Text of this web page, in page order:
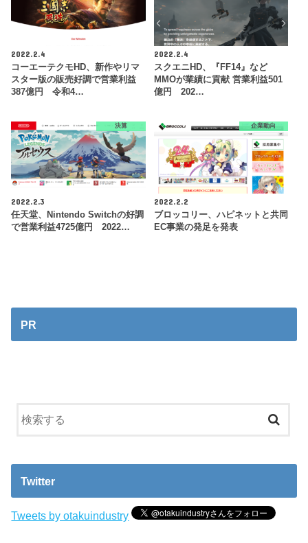
2022.2.4
コーエーテクモHD、新作やリマ
スター版の販売好調で営業利益
387億円 令和4…
2022.2.4
スクエニHD、『FF14』など
MMOが業績に貢献 営業利益501
億円 202…
決算
2022.2.3
任天堂、Nintendo Switchの好調
で営業利益4725億円 2022…
企業動向
2022.2.2
ブロッコリー、ハピネットと共同
EC事業の発足を発表
PR
Twitter
Tweets by otakuindustry